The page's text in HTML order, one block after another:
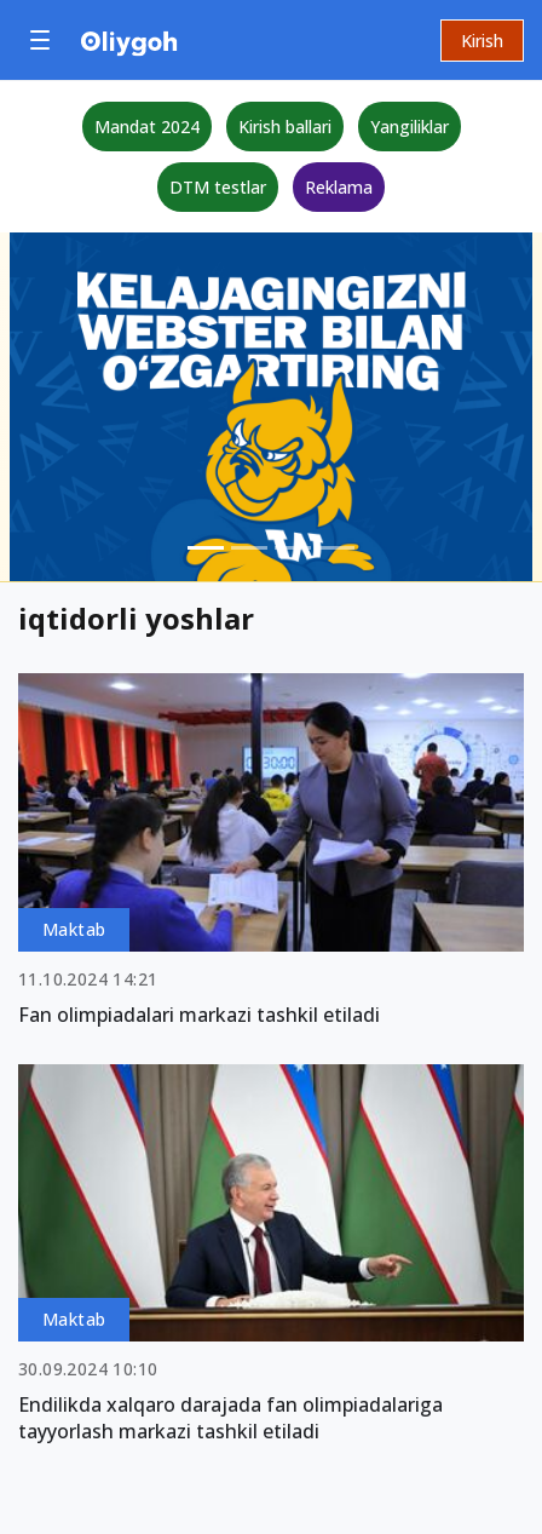
Kirish
Mandat 2024 Kirish ballari Yangiliklar
DTM testlar Reklama
iqtidorli yoshlar
Maktab
11.10.2024 14:21
Fan olimpiadalari markazi tashkil etiladi
Maktab
30.09.2024 10:10
Endilikda xalqaro darajada fan olimpiadalariga
tayyorlash markazi tashkil etiladi